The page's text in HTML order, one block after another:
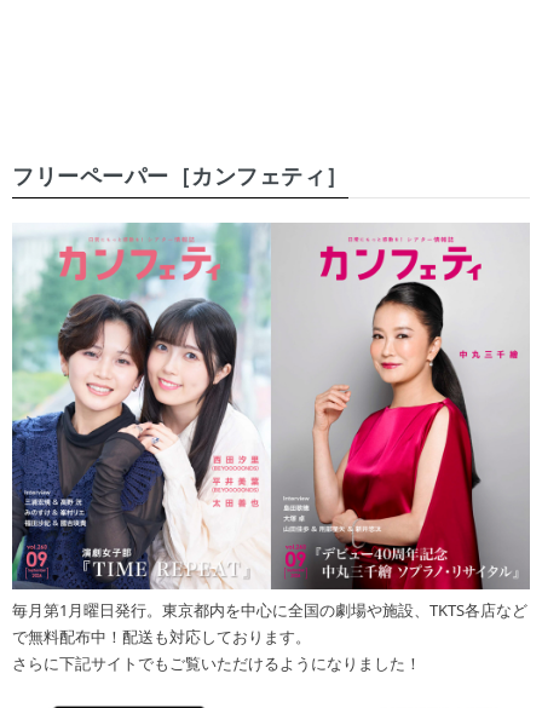
フリーペーパー［カンフェティ］
毎月第1月曜日発行。東京都内を中心に全国の劇場や施設、TKTS各店など
で無料配布中！配送も対応しております。
さらに下記サイトでもご覧いただけるようになりました！